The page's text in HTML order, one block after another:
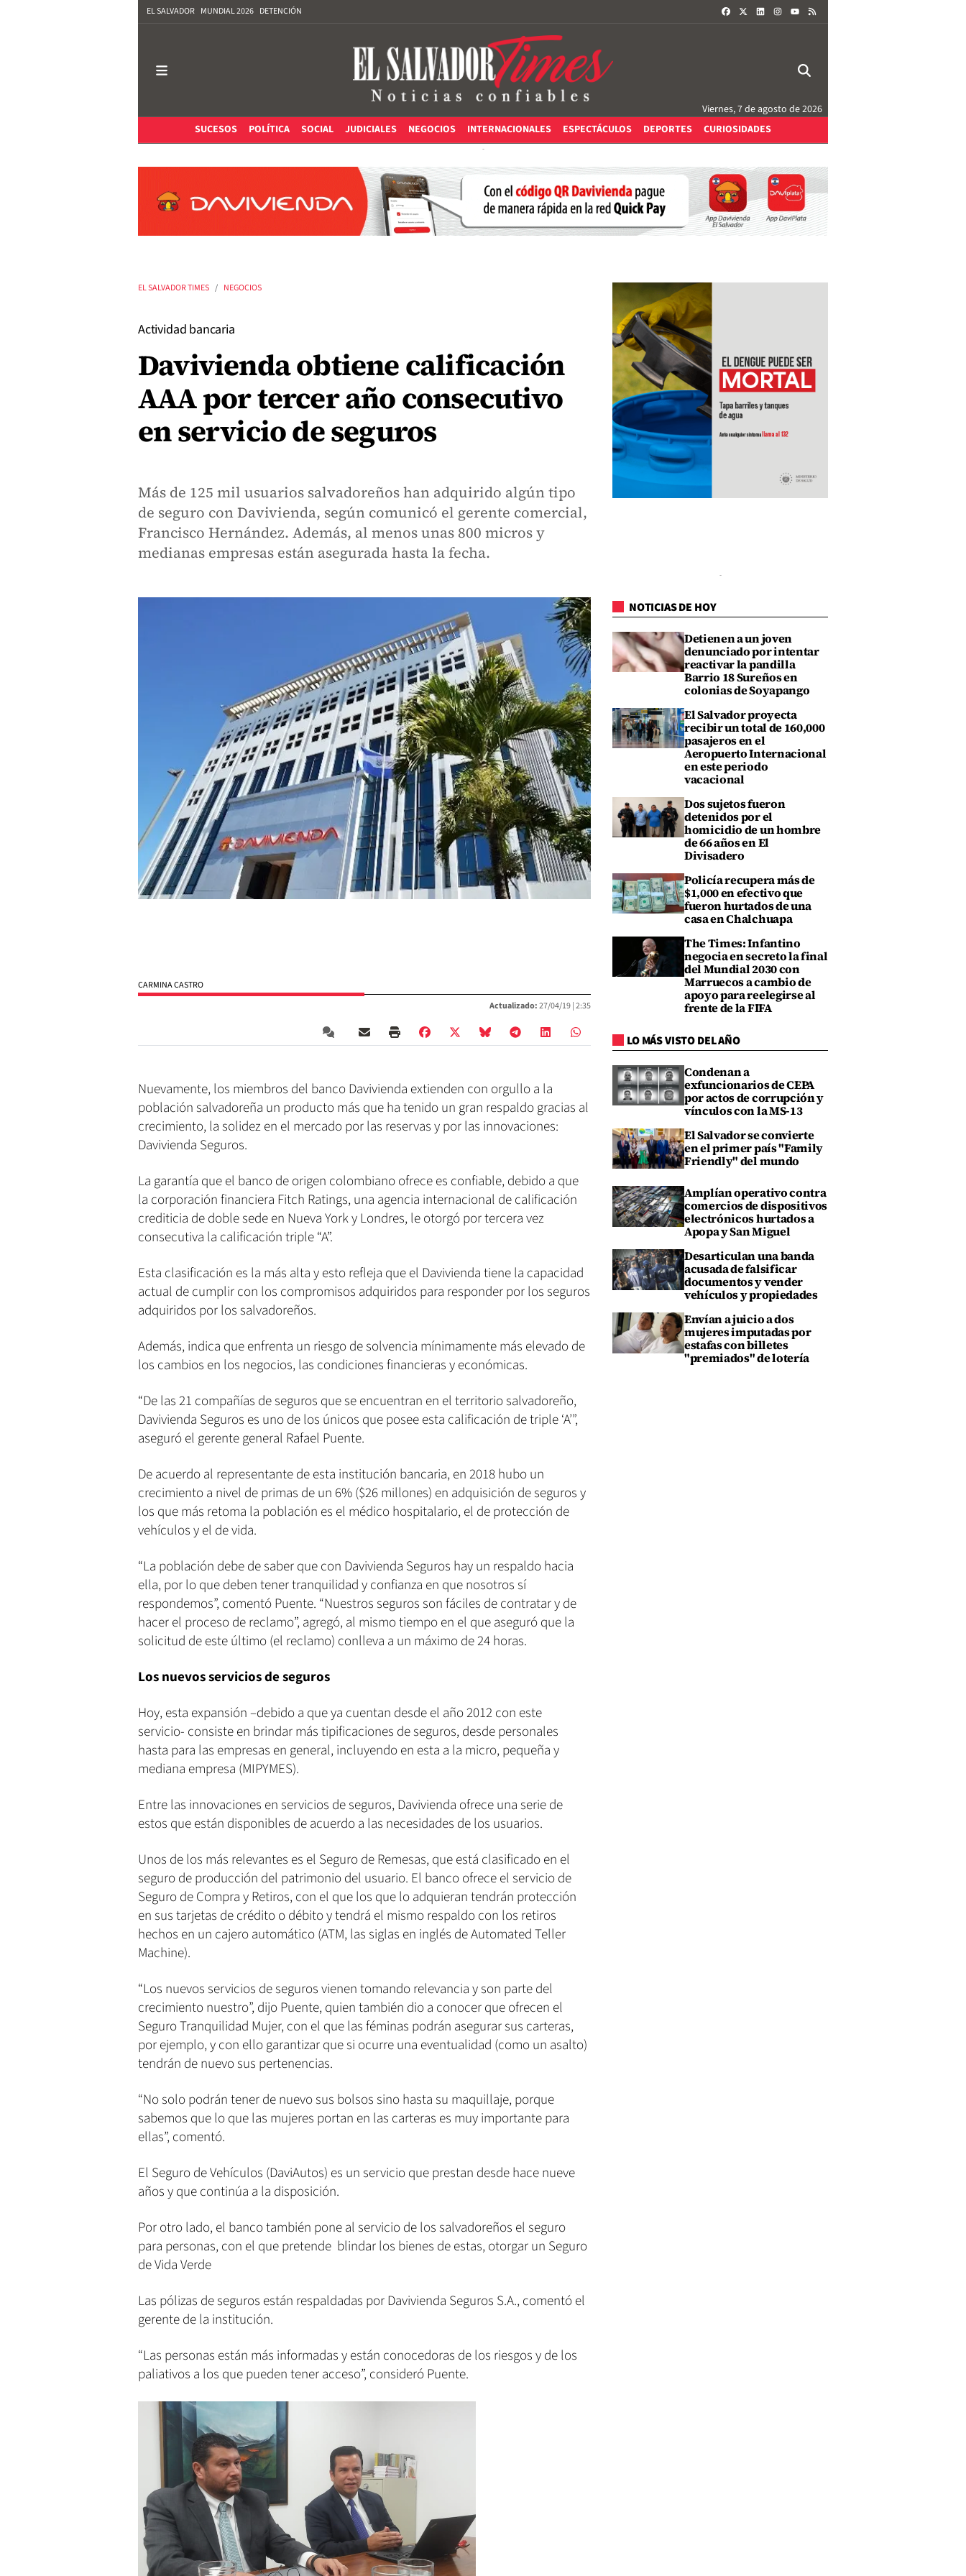
EL SALVADOR MUNDIAL 2026 DETENCIÓN FACEBOOKLINKEDININSTAGRAM
Viernes, 7 de agosto de 2026
SUCESOS
POLÍTICA SOCIAL JUDICIALES NEGOCIOS INTERNACIONALES ESPECTÁCULOS DEPORTES CURIOSIDADES
EL SALVADOR TIMES NEGOCIOS
Actividad bancaria
Davivienda obtiene calificación
AAA por tercer año consecutivo
en servicio de seguros
Más de 125 mil usuarios salvadoreños han adquirido algún tipo
de seguro con Davivienda, según comunicó el gerente comercial,
Francisco Hernández. Además, al menos unas 800 micros y
medianas empresas están asegurada hasta la fecha.
CARMINA CASTRO
Actualizado:27/04/19 |2:35
Nuevamente, los miembros del banco Davivienda extienden con orgullo a la
población salvadoreña un producto más que ha tenido un gran respaldo gracias al
crecimiento, la solidez en el mercado por las reservas y por las innovaciones:
Davivienda Seguros.
La garantía que el banco de origen colombiano ofrece es confiable, debido a que
la corporación financiera Fitch Ratings, una agencia internacional de calificación
crediticia de doble sede en Nueva York y Londres, le otorgó por tercera vez
consecutiva la calificación triple “A”.
Esta clasificación es la más alta y esto refleja que el Davivienda tiene la capacidad
actual de cumplir con los compromisos adquiridos para responder por los seguros
adquiridos por los salvadoreños.
Además, indica que enfrenta un riesgo de solvencia mínimamente más elevado de
los cambios en los negocios, las condiciones financieras y económicas.
“De las 21 compañías de seguros que se encuentran en el territorio salvadoreño,
Davivienda Seguros es uno de los únicos que posee esta calificación de triple ‘A’”,
aseguró el gerente general Rafael Puente.
De acuerdo al representante de esta institución bancaria, en 2018 hubo un
crecimiento a nivel de primas de un 6% ($26 millones) en adquisición de seguros y
los que más retoma la población es el médico hospitalario, el de protección de
vehículos y el de vida.
“La población debe de saber que con Davivienda Seguros hay un respaldo hacia
ella, por lo que deben tener tranquilidad y confianza en que nosotros sí
respondemos”, comentó Puente. “Nuestros seguros son fáciles de contratar y de
hacer el proceso de reclamo”, agregó, al mismo tiempo en el que aseguró que la
solicitud de este último (el reclamo) conlleva a un máximo de 24 horas.
Los nuevos servicios de seguros
Hoy, esta expansión –debido a que ya cuentan desde el año 2012 con este
servicio- consiste en brindar más tipificaciones de seguros, desde personales
hasta para las empresas en general, incluyendo en esta a la micro, pequeña y
mediana empresa (MIPYMES).
Entre las innovaciones en servicios de seguros, Davivienda ofrece una serie de
estos que están disponibles de acuerdo a las necesidades de los usuarios.
Unos de los más relevantes es el Seguro de Remesas, que está clasificado en el
seguro de producción del patrimonio del usuario. El banco ofrece el servicio de
Seguro de Compra y Retiros, con el que los que lo adquieran tendrán protección
en sus tarjetas de crédito o débito y tendrá el mismo respaldo con los retiros
hechos en un cajero automático (ATM, las siglas en inglés de Automated Teller
Machine).
“Los nuevos servicios de seguros vienen tomando relevancia y son parte del
crecimiento nuestro”, dijo Puente, quien también dio a conocer que ofrecen el
Seguro Tranquilidad Mujer, con el que las féminas podrán asegurar sus carteras,
por ejemplo, y con ello garantizar que si ocurre una eventualidad (como un asalto)
tendrán de nuevo sus pertenencias.
“No solo podrán tener de nuevo sus bolsos sino hasta su maquillaje, porque
sabemos que lo que las mujeres portan en las carteras es muy importante para
ellas”, comentó.
El Seguro de Vehículos (DaviAutos) es un servicio que prestan desde hace nueve
años y que continúa a la disposición.
Por otro lado, el banco también pone al servicio de los salvadoreños el seguro
para personas, con el que pretende blindar los bienes de estas, otorgar un Seguro
de Vida Verde
Las pólizas de seguros están respaldadas por Davivienda Seguros S.A., comentó el
gerente de la institución.
“Las personas están más informadas y están conocedoras de los riesgos y de los
paliativos a los que pueden tener acceso”, consideró Puente.
NOTICIAS DE HOY
Detienen a un joven
denunciado por intentar
reactivar la pandilla
Barrio 18 Sureños en
colonias de Soyapango
El Salvador proyecta
recibir un total de 160,000
pasajeros en el
Aeropuerto Internacional
en este periodo
vacacional
Dos sujetos fueron
detenidos por el
homicidio de un hombre
de 66 años en El
Divisadero
Policía recupera más de
$1,000 en efectivo que
fueron hurtados de una
casa en Chalchuapa
The Times: Infantino
negocia en secreto la final
del Mundial 2030 con
Marruecos a cambio de
apoyo para reelegirse al
frente de la FIFA
LO MÁS VISTO DEL AÑO
Condenan a
exfuncionarios de CEPA
por actos de corrupción y
vínculos con la MS-13
El Salvador se convierte
en el primer país "Family
Friendly" del mundo
Amplían operativo contra
comercios de dispositivos
electrónicos hurtados a
Apopa y San Miguel
Desarticulan una banda
acusada de falsificar
documentos y vender
vehículos y propiedades
Envían a juicio a dos
mujeres imputadas por
estafas con billetes
"premiados" de lotería